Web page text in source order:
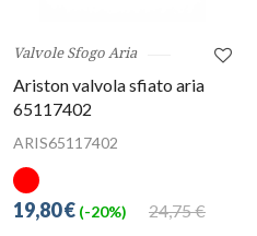
Valvole Sfogo Aria
Ariston valvola sfiato aria
65117402
ARIS65117402
24,75 €
19,80 € (-20%)